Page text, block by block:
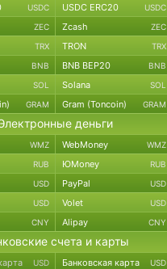
USDC USDC ERC20 USDC
ZEC Zcash ZEC
TRX TRON TRX
BNB BNB BEP20 BNB
SOL Solana SOL
GRAM Gram (Toncoin) GRAM
деньги
WMZ WebMoney WMZ
RUB ЮMoney RUB
USD PayPal USD
USD Volet USD
CNY Alipay CNY
счета и карты
USD Банковская карта USD